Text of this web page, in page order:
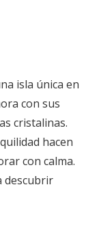
isla única en
con sus
cristalinas.
hacen
con calma.
descubrir